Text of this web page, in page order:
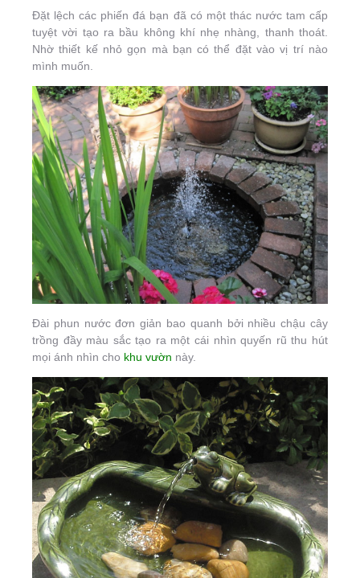
Đặt lệch các phiến đá bạn đã có một thác nước tam cấp
tuyệt vời tạo ra bầu không khí nhẹ nhàng, thanh thoát.
Nhờ thiết kế nhỏ gọn mà bạn có thể đặt vào vị trí nào
mình muốn.
Đài phun nước đơn giản bao quanh bởi nhiều chậu cây
trồng đầy màu sắc tạo ra một cái nhìn quyến rũ thu hút
mọi ánh nhìn cho khu vườn này.